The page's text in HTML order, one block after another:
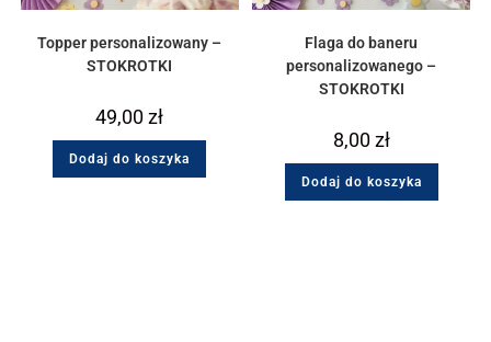
Topper personalizowany –
STOKROTKI
49,00zł
Dodaj do koszyka
Flaga do baneru
personalizowanego –
STOKROTKI
8,00zł
Dodaj do koszyka